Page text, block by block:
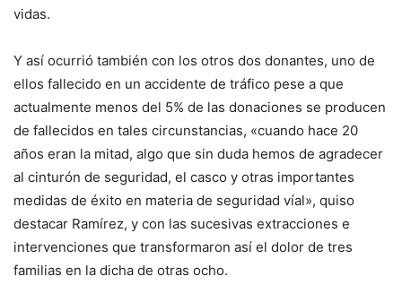
vidas.
Y así ocurrió también con los otros dos donantes, uno de
ellos fallecido en un accidente de tráfico pese a que
actualmente menos del 5% de las donaciones se producen
de fallecidos en tales circunstancias, «cuando hace 20
años eran la mitad, algo que sin duda hemos de agradecer
al cinturón de seguridad, el casco y otras importantes
medidas de éxito en materia de seguridad víal», quiso
destacar Ramírez, y con las sucesivas extracciones e
intervenciones que transformaron así el dolor de tres
familias en la dicha de otras ocho.